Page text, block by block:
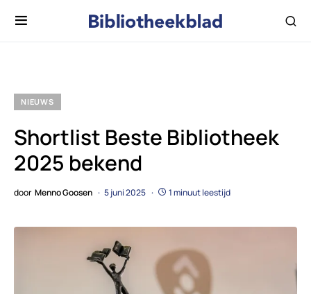
NIEUWS
Shortlist Beste Bibliotheek
2025 bekend
door Menno Goosen 5 juni 2025 1 minuut leestijd